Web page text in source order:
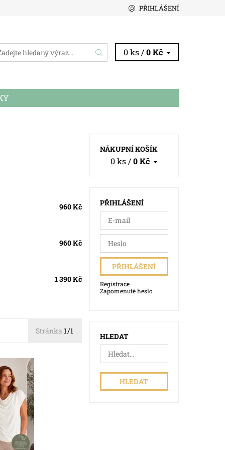
PŘIHLÁŠENÍ
0 ks /0 Kč
960 Kč
960 Kč
1 390 Kč
Stránka 1/1
NÁKUPNÍ KOŠÍK
0 ks /0 Kč
PŘIHLÁŠENÍ
Registrace
Zapomenuté heslo
HLEDAT